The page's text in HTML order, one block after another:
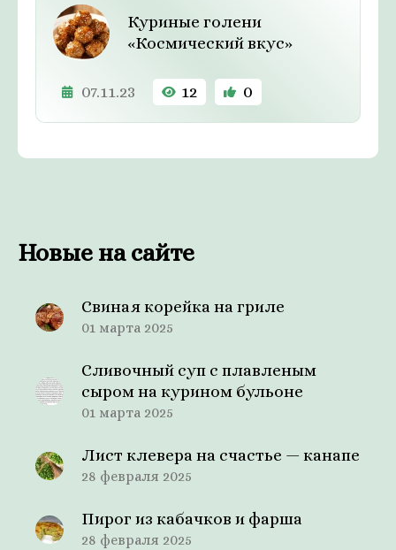
Куриные голени
«Космический вкус»
07.11.23 12 0
Новые на сайте
Свиная корейка на гриле
01 марта 2025
Сливочный суп с плавленым
сыром на курином бульоне
01 марта 2025
Лист клевера на счастье — канапе
28 февраля 2025
Пирог из кабачков и фарша
28 февраля 2025